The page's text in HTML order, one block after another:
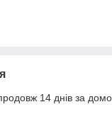
14 днів за